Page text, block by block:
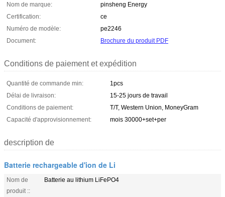
Nom de marque:
pinsheng Energy
Certification:
ce
Numéro de modèle:
pe2246
Document:
Brochure du produit PDF
Conditions de paiement et expédition
Quantité de commande min:
1pcs
Délai de livraison:
15-25 jours de travail
Conditions de paiement:
T/T, Western Union, MoneyGram
Capacité d'approvisionnement:
mois 30000+set+per
description de
Batterie rechargeable d'ion de Li
Nom de
produit ::
Batterie au lithium LiFePO4